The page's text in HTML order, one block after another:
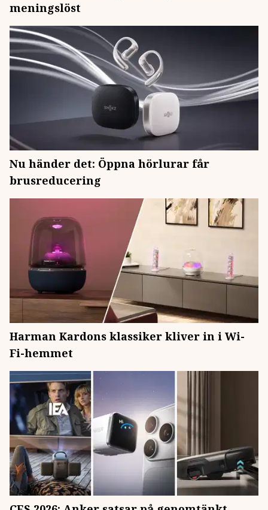
meningslöst
Nu händer det: Öppna hörlurar får
brusreducering
Harman Kardons klassiker kliver in i Wi-
Fi-hemmet